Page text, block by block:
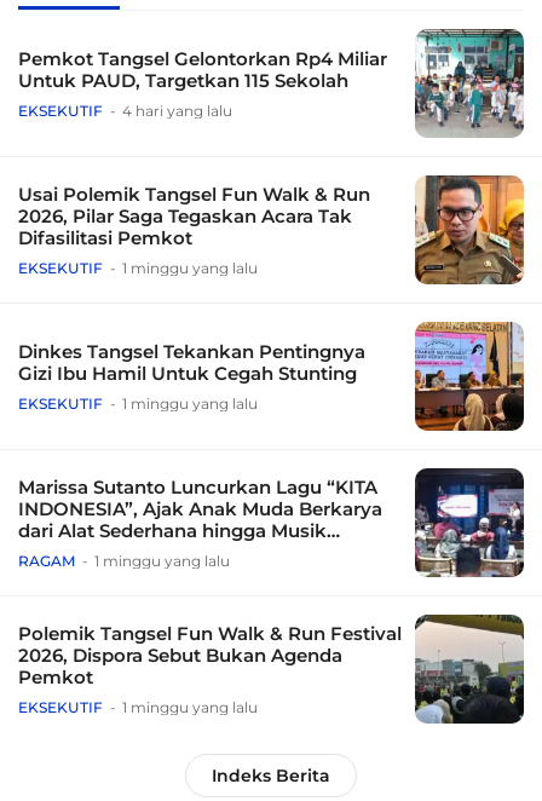
Pemkot Tangsel Gelontorkan Rp4 Miliar
Untuk PAUD, Targetkan 115 Sekolah
EKSEKUTIF 4 hari yang lalu
Usai Polemik Tangsel Fun Walk & Run
2026, Pilar Saga Tegaskan Acara Tak
Difasilitasi Pemkot
EKSEKUTIF 1 minggu yang lalu
Dinkes Tangsel Tekankan Pentingnya
Gizi Ibu Hamil Untuk Cegah Stunting
EKSEKUTIF 1 minggu yang lalu
Marissa Sutanto Luncurkan Lagu “KITA
INDONESIA”, Ajak Anak Muda Berkarya
dari Alat Sederhana hingga Musik
Tradisional
RAGAM 1 minggu yang lalu
Polemik Tangsel Fun Walk & Run Festival
2026, Dispora Sebut Bukan Agenda
Pemkot
EKSEKUTIF 1 minggu yang lalu
Indeks Berita